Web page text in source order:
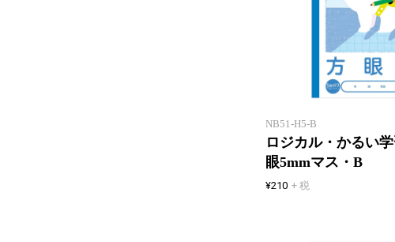
NB51-H5-B
ロジカル・かるい
眼5mmマス・B
¥210 + 税